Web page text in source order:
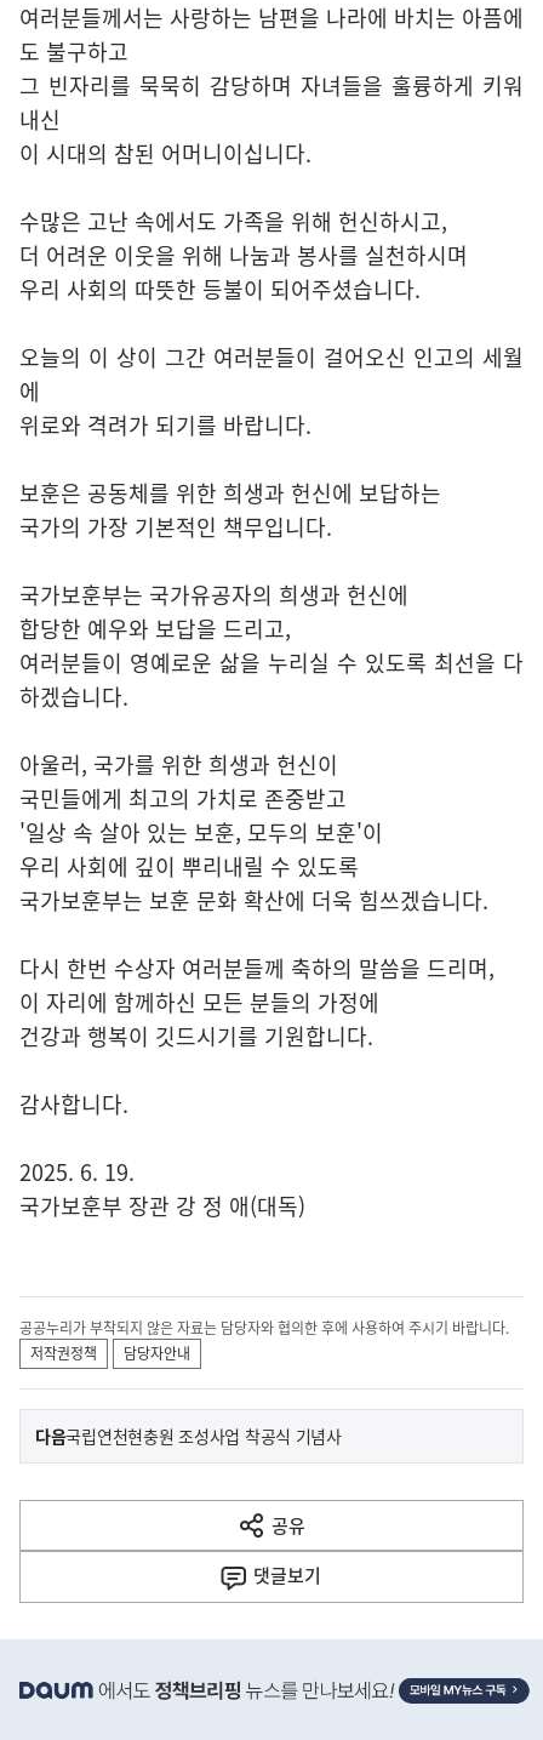
여러분들께서는 사랑하는 남편을 나라에 바치는 아픔에
도 불구하고
그 빈자리를 묵묵히 감당하며 자녀들을 훌륭하게 키워
내신
이 시대의 참된 어머니이십니다.
수많은 고난 속에서도 가족을 위해 헌신하시고,
더 어려운 이웃을 위해 나눔과 봉사를 실천하시며
우리 사회의 따뜻한 등불이 되어주셨습니다.
오늘의 이 상이 그간 여러분들이 걸어오신 인고의 세월
에
위로와 격려가 되기를 바랍니다.
보훈은 공동체를 위한 희생과 헌신에 보답하는
국가의 가장 기본적인 책무입니다.
국가보훈부는 국가유공자의 희생과 헌신에
합당한 예우와 보답을 드리고,
여러분들이 영예로운 삶을 누리실 수 있도록 최선을 다
하겠습니다.
아울러, 국가를 위한 희생과 헌신이
국민들에게 최고의 가치로 존중받고
'일상 속 살아 있는 보훈, 모두의 보훈'이
우리 사회에 깊이 뿌리내릴 수 있도록
국가보훈부는 보훈 문화 확산에 더욱 힘쓰겠습니다.
다시 한번 수상자 여러분들께 축하의 말씀을 드리며,
이 자리에 함께하신 모든 분들의 가정에
건강과 행복이 깃드시기를 기원합니다.
감사합니다.
2025. 6. 19.
국가보훈부 장관 강 정 애(대독)
공공누리가 부착되지 않은 자료는 담당자와 협의한 후에 사용하여 주시기 바랍니다.
저작권정책
담당자안내
이
전
다
음
다음기
사
국립연천현충원 조성사업 착공식 기념사
공유
열
기
댓글보기
단